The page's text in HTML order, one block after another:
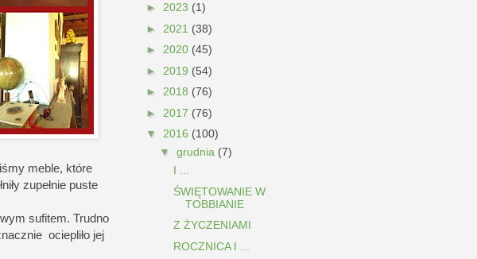
meble, które
zupełnie puste
sufitem. Trudno
ociepliło jej
► 2023 (1)
► 2021 (38)
► 2020 (45)
► 2019 (54)
► 2018 (76)
► 2017 (76)
▼ 2016 (100)
▼ grudnia (7)
I ...
ŚWIĘTOWANIE W
TOBBIANIE
Z ŻYCZENIAMI
ROCZNICA I ...